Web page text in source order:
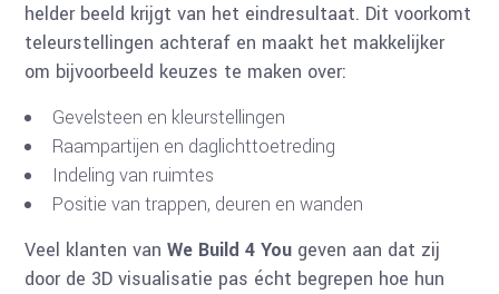
helder beeld krijgt van het eindresultaat. Dit voorkomt
teleurstellingen achteraf en maakt het makkelijker
om bijvoorbeeld keuzes te maken over:
Gevelsteen en kleurstellingen
Raampartijen en daglichttoetreding
Indeling van ruimtes
Positie van trappen, deuren en wanden
Veel klanten vanWe Build 4 You geven aan dat zij
door de 3D visualisatie pas écht begrepen hoe hun